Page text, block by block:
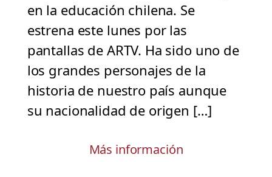
en la educación chilena. Se
estrena este lunes por las
pantallas de ARTV. Ha sido uno de
los grandes personajes de la
historia de nuestro país aunque
su nacionalidad de origen […]
Más información